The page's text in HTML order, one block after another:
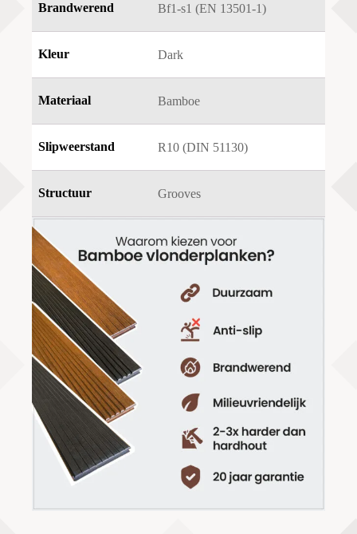
Brandwerend Bf1-s1 (EN 13501-1)
Kleur Dark
Materiaal Bamboe
Slipweerstand R10 (DIN 51130)
Structuur Grooves